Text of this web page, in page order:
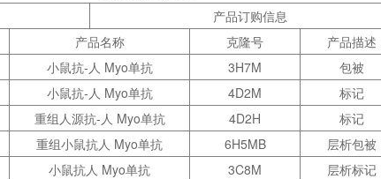
产品订购信息
产品名称 克隆号
产品描述
小鼠抗-人 Myo单抗 3H7M
包被
小鼠抗-人 Myo单抗 4D2M
标记
重组人源抗-人 Myo单抗 4D2H
标记
重组小鼠抗人 Myo单抗 6H5MB
层析包被
小鼠抗人 Myo单抗 3C8M
层析标记